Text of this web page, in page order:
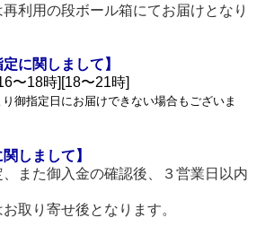
利用の段ボール箱にてお届けとなり
に関しまして】
〜18時][18〜21時]
御指定日にお届けできない場合もございま
しまして】
また御入金の確認後、３営業日以内
取り寄せ後となります。